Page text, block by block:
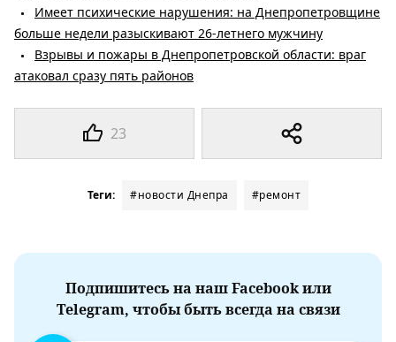
23
Имеет психические нарушения: на Днепропетровщине
больше недели разыскивают 26-летнего мужчину
Взрывы и пожары в Днепропетровской области: враг
атаковал сразу пять районов
Теги: #новости Днепра #ремонт
Подпишитесь на наш Facebook или
Telegram, чтобы быть всегда на связи